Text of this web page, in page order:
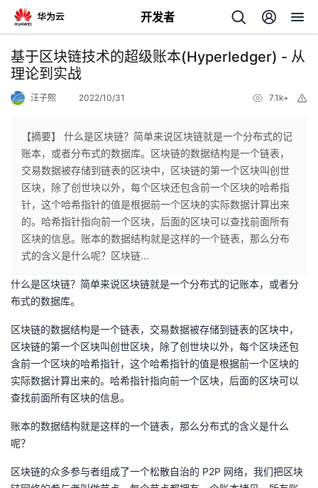
开发者
返
回
个
人
主
我
的
发
者
我
客
论
的
我
我
开
发
者
堂
我
的
Programs
我
的
支
的
我
基于区块链技术的超级账本(Hyperledger) - 从
理论到实战
汪子熙 2022/10/31 7.1k+
【摘要】 什么是区块链？简单来说区块链就是一个分布式的记
账本，或者分布式的数据库。区块链的数据结构是一个链表，
交易数据被存储到链表的区块中，区块链的第一个区块叫创世
区块，除了创世块以外，每个区块还包含前一个区块的哈希指
针，这个哈希指针的值是根据前一个区块的实际数据计算出来
的。哈希指针指向前一个区块，后面的区块可以查找前面所有
区块的信息。账本的数据结构就是这样的一个链表，那么分布
式的含义是什么呢？区块链...
什么是区块链？简单来说区块链就是一个分布式的记账本，或者分
布式的数据库。
区块链的数据结构是一个链表，交易数据被存储到链表的区块中，
区块链的第一个区块叫创世区块，除了创世块以外，每个区块还包
含前一个区块的哈希指针，这个哈希指针的值是根据前一个区块的
实际数据计算出来的。哈希指针指向前一个区块，后面的区块可以
查找前面所有区块的信息。
账本的数据结构就是这样的一个链表，那么分布式的含义是什么
呢？
区块链的众多参与者组成了一个松散自治的 P2P 网络，我们把区块